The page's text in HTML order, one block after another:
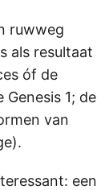
ruwweg
als resultaat
óf de
1; de
van
een